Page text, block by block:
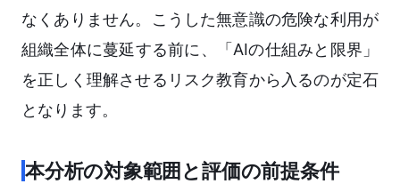
なくありません。こうした無意識の危険な利用が
組織全体に蔓延する前に、「AIの仕組みと限界」
を正しく理解させるリスク教育から入るのが定石
となります。
本分析の対象範囲と評価の前提条件